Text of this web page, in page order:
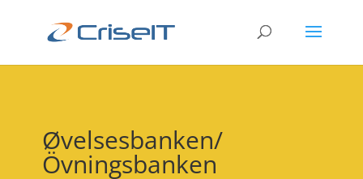
Øvelsesbanken/
Övningsbanken